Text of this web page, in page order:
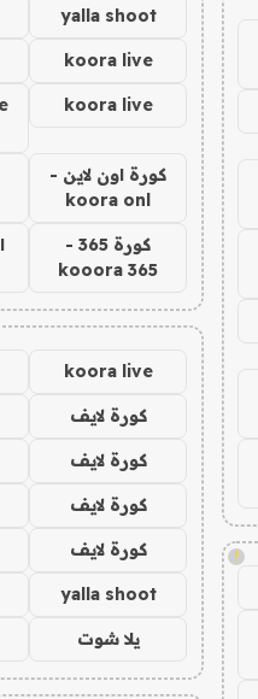
!
yalla shoot
koora live
koora live
كورة اون لاين -
koora onl
كورة 365 -
kooora 365
koora live
كورة لايف
كورة لايف
كورة لايف
كورة لايف
yalla shoot
يلا شوت